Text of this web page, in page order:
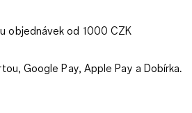
objednávek od 1000 CZK
Google Pay, Apple Pay a Dobírka.